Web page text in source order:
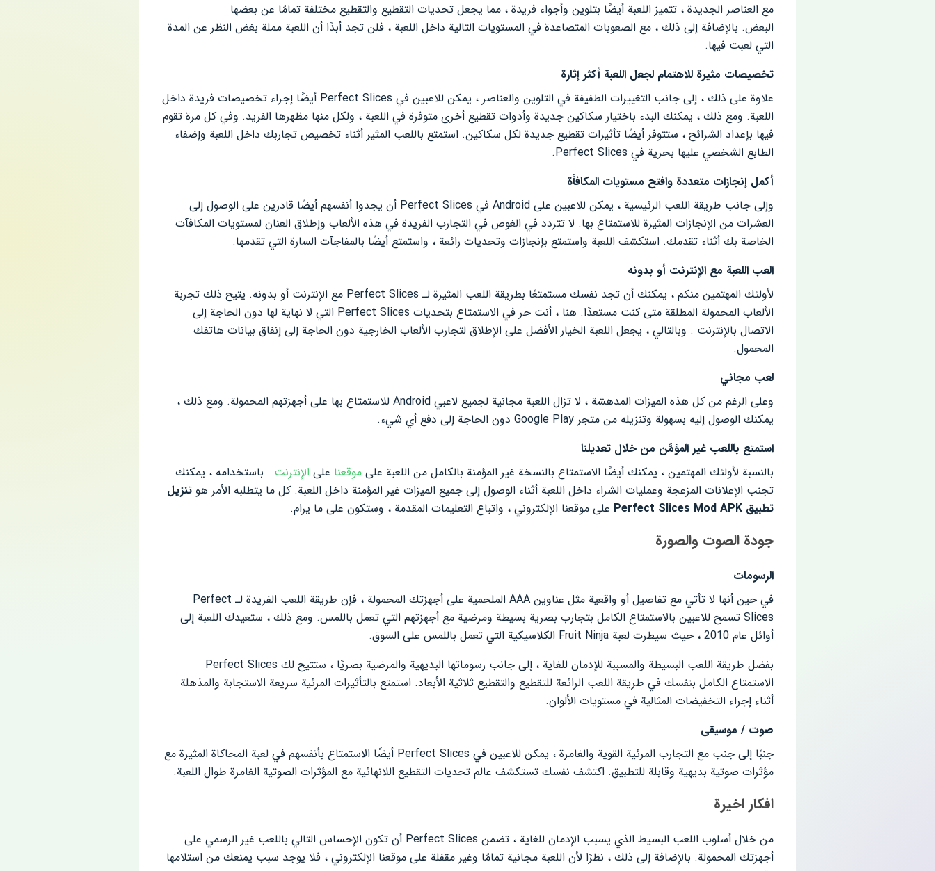
مع العناصر الجديدة ، تتميز اللعبة أيضًا بتلوين وأجواء فريدة ، مما يجعل تحديات التقطيع والتقطيع مختلفة تمامًا عن بعضها
البعض. بالإضافة إلى ذلك ، مع الصعوبات المتصاعدة في المستويات التالية داخل اللعبة ، فلن تجد أبدًا أن اللعبة مملة بغض النظر عن المدة
التي لعبت فيها.
تخصيصات مثيرة للاهتمام لجعل اللعبة أكثر إثارة
علاوة على ذلك ، إلى جانب التغييرات الطفيفة في التلوين والعناصر ، يمكن للاعبين في Perfect Slices أيضًا إجراء تخصيصات فريدة داخل
اللعبة. ومع ذلك ، يمكنك البدء باختيار سكاكين جديدة وأدوات تقطيع أخرى متوفرة في اللعبة ، ولكل منها مظهرها الفريد. وفي كل مرة تقوم
فيها بإعداد الشرائح ، ستتوفر أيضًا تأثيرات تقطيع جديدة لكل سكاكين. استمتع باللعب المثير أثناء تخصيص تجاربك داخل اللعبة وإضفاء
الطابع الشخصي عليها بحرية في Perfect Slices.
أكمل إنجازات متعددة وافتح مستويات المكافأة
وإلى جانب طريقة اللعب الرئيسية ، يمكن للاعبين على Android في Perfect Slices أن يجدوا أنفسهم أيضًا قادرين على الوصول إلى
العشرات من الإنجازات المثيرة للاستمتاع بها. لا تتردد في الغوص في التجارب الفريدة في هذه الألعاب وإطلاق العنان لمستويات المكافآت
الخاصة بك أثناء تقدمك. استكشف اللعبة واستمتع بإنجازات وتحديات رائعة ، واستمتع أيضًا بالمفاجآت السارة التي تقدمها.
العب اللعبة مع الإنترنت أو بدونه
لأولئك المهتمين منكم ، يمكنك أن تجد نفسك مستمتعًا بطريقة اللعب المثيرة لـ Perfect Slices مع الإنترنت أو بدونه. يتيح ذلك تجربة
الألعاب المحمولة المطلقة متى كنت مستعدًا. هنا ، أنت حر في الاستمتاع بتحديات Perfect Slices التي لا نهاية لها
دون الحاجة إلى
الاتصال بالإنترنت . وبالتالي ، يجعل اللعبة الخيار الأفضل على الإطلاق لتجارب الألعاب الخارجية دون الحاجة إلى إنفاق بيانات هاتفك
المحمول.
لعب مجاني
وعلى الرغم من كل هذه الميزات المدهشة ، لا تزال اللعبة مجانية لجميع لاعبي Android للاستمتاع بها على أجهزتهم المحمولة. ومع ذلك ،
يمكنك الوصول إليه بسهولة وتنزيله من متجر Google Play
دون الحاجة إلى دفع أي شيء.
استمتع باللعب غير المؤمَّن من خلال تعديلنا
بالنسبة لأولئك المهتمين ، يمكنك أيضًا الاستمتاع بالنسخة غير المؤمنة بالكامل من اللعبة على موقعنا على الإنترنت . باستخدامه ، يمكنك
تجنب الإعلانات المزعجة وعمليات الشراء داخل اللعبة أثناء الوصول إلى جميع الميزات غير المؤمنة داخل اللعبة. كل ما يتطلبه الأمر هو تنزيل
تطبيق Perfect Slices Mod APK
على موقعنا الإلكتروني ، واتباع التعليمات المقدمة ، وستكون على ما يرام.
جودة الصوت والصورة
الرسومات
في حين أنها لا تأتي مع تفاصيل أو واقعية مثل عناوين AAA الملحمية على أجهزتك المحمولة ، فإن طريقة اللعب الفريدة لـ Perfect
Slices تسمح للاعبين بالاستمتاع الكامل بتجارب بصرية بسيطة ومرضية مع أجهزتهم التي تعمل باللمس. ومع ذلك ، ستعيدك اللعبة إلى
أوائل عام 2010 ، حيث سيطرت لعبة
Fruit Ninja الكلاسيكية التي تعمل باللمس على السوق.
بفضل طريقة اللعب البسيطة والمسببة للإدمان للغاية ، إلى جانب رسوماتها البديهية والمرضية بصريًا ، ستتيح لك Perfect Slices
الاستمتاع الكامل بنفسك في طريقة اللعب الرائعة للتقطيع والتقطيع ثلاثية الأبعاد. استمتع بالتأثيرات المرئية سريعة الاستجابة والمذهلة
أثناء إجراء التخفيضات المثالية في مستويات الألوان.
صوت / موسيقى
جنبًا إلى جنب مع التجارب المرئية القوية والغامرة ، يمكن للاعبين في Perfect Slices أيضًا الاستمتاع بأنفسهم في
لعبة المحاكاة المثيرة مع
مؤثرات صوتية بديهية وقابلة للتطبيق. اكتشف نفسك تستكشف عالم تحديات التقطيع اللانهائية مع المؤثرات الصوتية الغامرة طوال اللعبة.
افكار اخيرة
من خلال أسلوب اللعب البسيط الذي يسبب الإدمان للغاية ، تضمن Perfect Slices أن تكون الإحساس التالي باللعب غير الرسمي على
أجهزتك المحمولة. بالإضافة إلى ذلك ، نظرًا لأن اللعبة مجانية تمامًا وغير مقفلة على موقعنا الإلكتروني ، فلا يوجد سبب يمنعك من استلامها